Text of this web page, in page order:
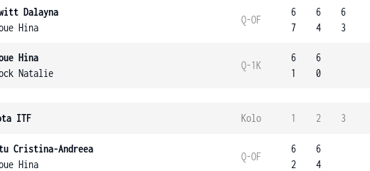
Dalayna
Hina
Q-OF
6
7
6
4
6
3
Hina
Natalie
Q-1K
6
1
6
0
ITF Kolo 1 2 3
Cristina-Andreea
Hina
Q-OF
6
2
6
4